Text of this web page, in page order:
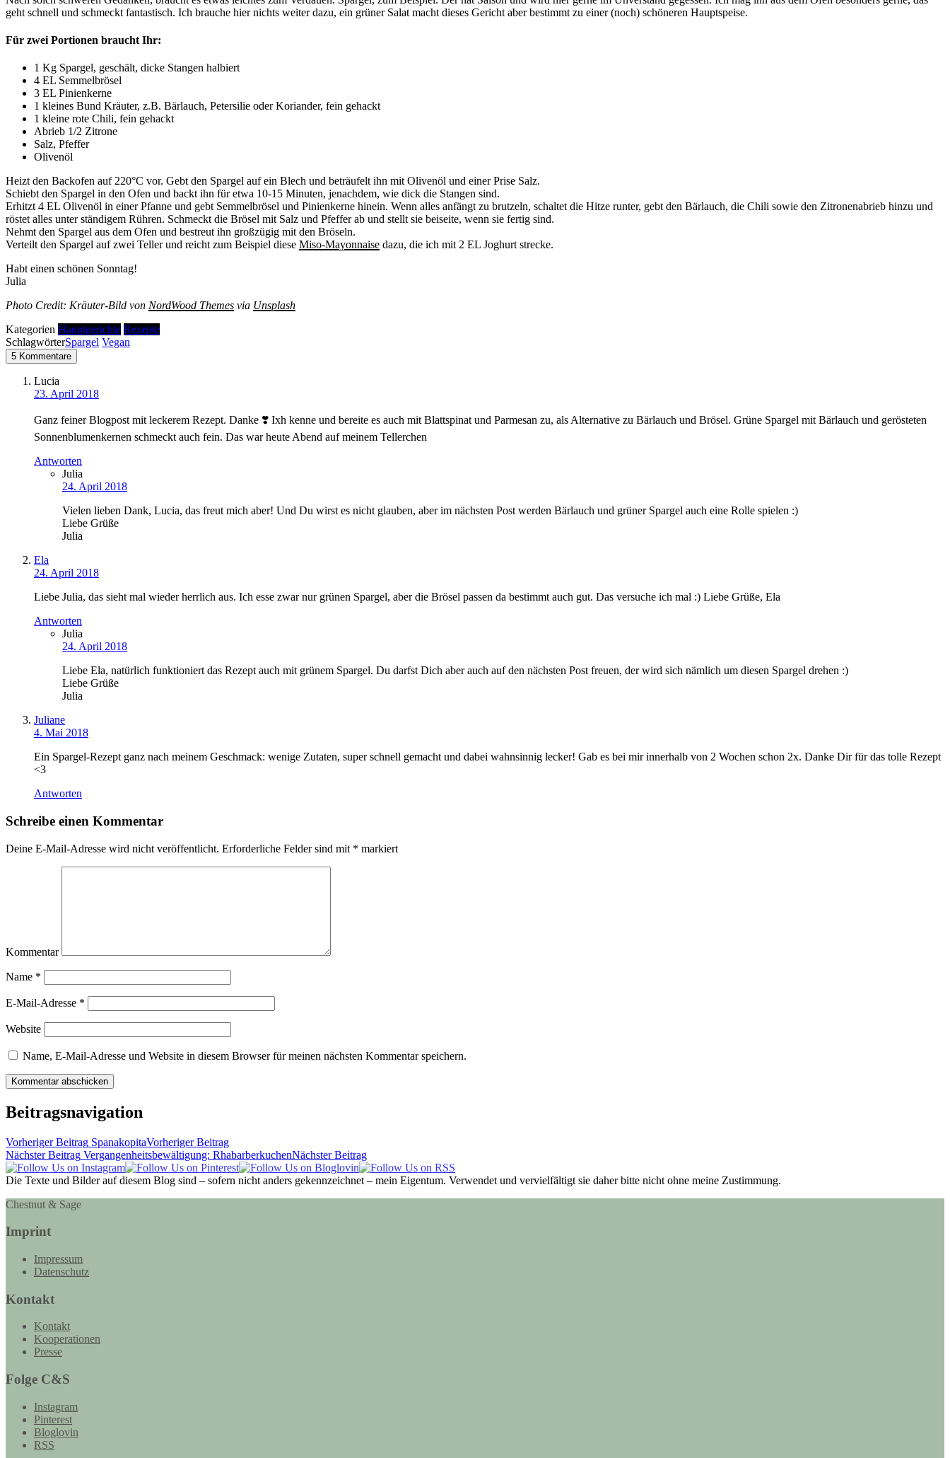
geht schnell und schmeckt fantastisch. Ich brauche hier nichts weiter dazu, ein grüner Salat macht dieses Gericht aber bestimmt zu einer (noch) schöneren Hauptspeise.
Für zwei Portionen braucht Ihr:
1 Kg Spargel, geschält, dicke Stangen halbiert
4 EL Semmelbrösel
3 EL Pinienkerne
1 kleines Bund Kräuter, z.B. Bärlauch, Petersilie oder Koriander, fein gehackt
1 kleine rote Chili, fein gehackt
Abrieb 1/2 Zitrone
Salz, Pfeffer
Olivenöl
Heizt den Backofen auf 220°C vor. Gebt den Spargel auf ein Blech und beträufelt ihn mit Olivenöl und einer Prise Salz.
Schiebt den Spargel in den Ofen und backt ihn für etwa 10-15 Minuten, jenachdem, wie dick die Stangen sind.
Erhitzt 4 EL Olivenöl in einer Pfanne und gebt Semmelbrösel und Pinienkerne hinein. Wenn alles anfängt zu brutzeln, schaltet die Hitze runter, gebt den Bärlauch, die Chili sowie den Zitronenabrieb hinzu und
röstet alles unter ständigem Rühren. Schmeckt die Brösel mit Salz und Pfeffer ab und stellt sie beiseite, wenn sie fertig sind.
Nehmt den Spargel aus dem Ofen und bestreut ihn großzügig mit den Bröseln.
Verteilt den Spargel auf zwei Teller und reicht zum Beispiel diese Miso-Mayonnaise dazu, die ich mit 2 EL Joghurt strecke.
Habt einen schönen Sonntag!
Julia
Photo Credit: Kräuter-Bild von NordWood Themes via Unsplash
Kategorien Hauptgerichte Rezepte
SchlagwörterSpargel Vegan
5 Kommentare
Lucia
23. April 2018
Ganz feiner Blogpost mit leckerem Rezept. Danke ❣️ Ixh kenne und bereite es auch mit Blattspinat und Parmesan zu, als Alternative zu Bärlauch und Brösel. Grüne Spargel mit Bärlauch und gerösteten
Sonnenblumenkernen schmeckt auch fein. Das war heute Abend auf meinem Tellerchen
Antworten
Julia
24. April 2018
Vielen lieben Dank, Lucia, das freut mich aber! Und Du wirst es nicht glauben, aber im nächsten Post werden Bärlauch und grüner Spargel auch eine Rolle spielen :)
Liebe Grüße
Julia
Ela
24. April 2018
Liebe Julia, das sieht mal wieder herrlich aus. Ich esse zwar nur grünen Spargel, aber die Brösel passen da bestimmt auch gut. Das versuche ich mal :) Liebe Grüße, Ela
Antworten
Julia
24. April 2018
Liebe Ela, natürlich funktioniert das Rezept auch mit grünem Spargel. Du darfst Dich aber auch auf den nächsten Post freuen, der wird sich nämlich um diesen Spargel drehen :)
Liebe Grüße
Julia
Juliane
4. Mai 2018
Ein Spargel-Rezept ganz nach meinem Geschmack: wenige Zutaten, super schnell gemacht und dabei wahnsinnig lecker! Gab es bei mir innerhalb von 2 Wochen schon 2x. Danke Dir für das tolle Rezept
<3
Antworten
Schreibe einen Kommentar
Deine E-Mail-Adresse wird nicht veröffentlicht. Erforderliche Felder sind mit * markiert
Kommentar
Name *
E-Mail-Adresse *
Website
Name, E-Mail-Adresse und Website in diesem Browser für meinen nächsten Kommentar speichern.
Beitragsnavigation
Vorheriger Beitrag SpanakopitaVorheriger Beitrag
Nächster Beitrag Vergangenheitsbewältigung: RhabarberkuchenNächster Beitrag
Die Texte und Bilder auf diesem Blog sind – sofern nicht anders gekennzeichnet – mein Eigentum. Verwendet und vervielfältigt sie daher bitte nicht ohne meine Zustimmung.
Chestnut & Sage
Imprint
Impressum
Datenschutz
Kontakt
Kontakt
Kooperationen
Presse
Folge C&S
Instagram
Pinterest
Bloglovin
RSS